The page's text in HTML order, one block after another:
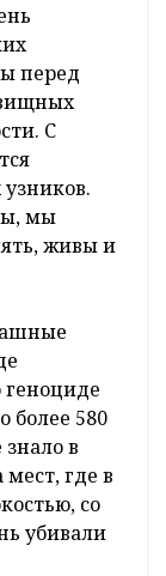
перед
С
мы
живы и
геноциде
более 580
в
мест, где в
со
убивали